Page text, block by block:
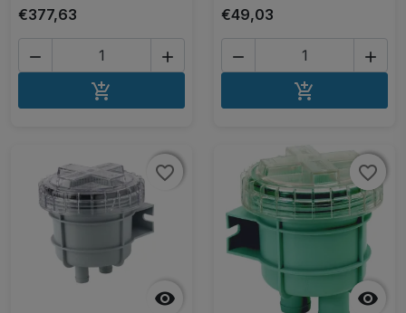
€377,63
 

€49,03
 


favorite_border
favorite_border

favorite_border
favorite_border